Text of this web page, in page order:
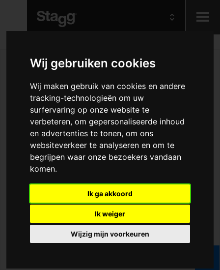
Wij gebruiken cookies
Wij maken gebruik van cookies en andere
tracking-technologieën om uw
surfervaring op onze website te
verbeteren, om gepersonaliseerde inhoud
en advertenties te tonen, om ons
websiteverkeer te analyseren en om te
begrijpen waar onze bezoekers vandaan
komen.
Ik ga akkoord
Ik weiger
Wijzig mijn voorkeuren
Audio &